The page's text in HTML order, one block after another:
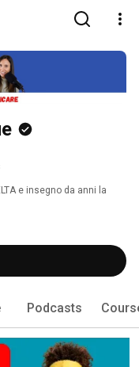
e insegno da anni la
Podcasts